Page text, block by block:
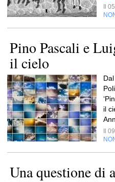
Il
Pino Pascali e
il cielo
il
Il
Una questione di